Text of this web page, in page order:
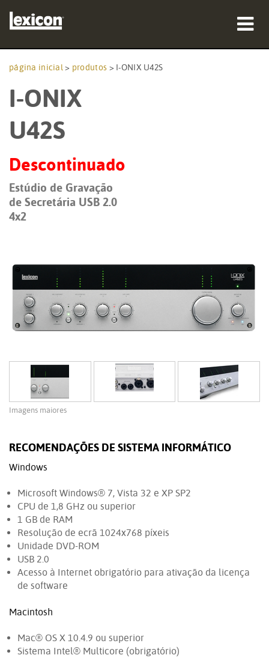
onde comprar
formação
assistência
Idioma/Região
página inicial > produtos > I-ONIX U42S
I-ONIX
U42S
Descontinuado
Estúdio de Gravação
de Secretária USB 2.0
4x2
Imagens maiores
RECOMENDAÇÕES DE SISTEMA INFORMÁTICO
Windows
Microsoft Windows® 7, Vista 32 e XP SP2
CPU de 1,8 GHz ou superior
1 GB de RAM
Resolução de ecrã 1024x768 píxeis
Unidade DVD-ROM
USB 2.0
Acesso à Internet obrigatório para ativação da licença
de software
Macintosh
Mac® OS X 10.4.9 ou superior
Sistema Intel® Multicore (obrigatório)